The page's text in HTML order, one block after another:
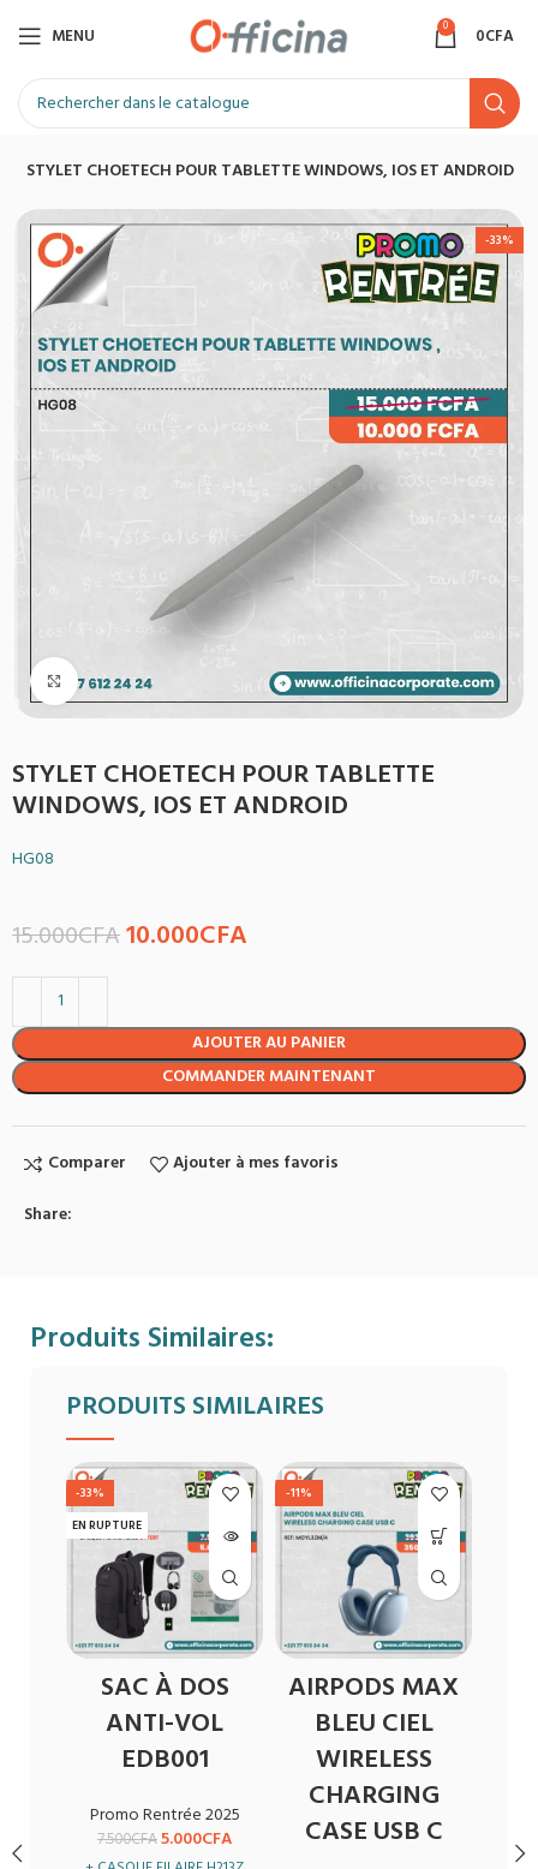
MENU 0 0CFA
STYLET CHOETECH POUR TABLETTE WINDOWS, IOS ET ANDROID
-33%
Agrandir
STYLET CHOETECH POUR TABLETTE
WINDOWS, IOS ET ANDROID
HG08
15.000CFA10.000CFA
AJOUTER AU PANIER
COMMANDER MAINTENANT
Comparer
Ajouter à mes favoris
Share:
Produits Similaires:
PRODUITS SIMILAIRES
-33%
EN RUPTURE
SAC À DOS
ANTI-VOL
EDB001
Promo Rentrée 2025
7.500CFA5.000CFA
-11%
AIRPODS MAX
BLEU CIEL
WIRELESS
CHARGING
CASE USB C